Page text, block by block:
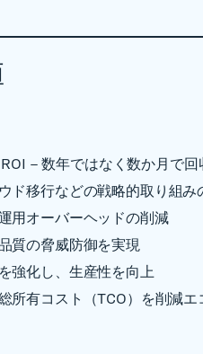
– 数年ではなく数か月で回
ド移行などの戦略的取り組み
用オーバーヘッドの削減
質の脅威防御を実現
強化し、生産性を向上
所有コスト（TCO）を削減エ